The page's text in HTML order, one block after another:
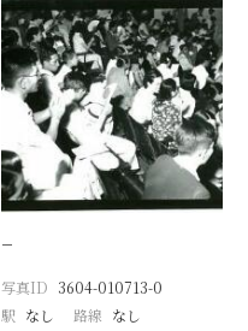
−
写真ID 3604-010713-0
駅 なし 路線 なし